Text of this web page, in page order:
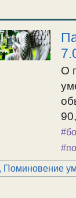
О
Поминовение